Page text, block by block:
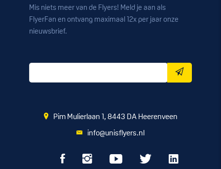
Mis niets meer van de Flyers! Meld je aan als
FlyerFan en ontvang maximaal 12x per jaar onze
nieuwsbrief.
Pim Mulierlaan 1, 8443 DA Heerenveen
info@unisflyers.nl